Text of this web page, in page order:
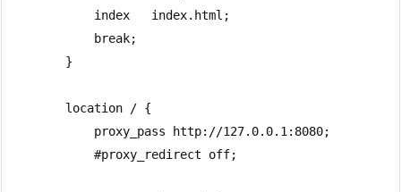
            index   index.html;
            break;
        }
        location / {
            proxy_pass http://127.0.0.1:8080;
            #proxy_redirect off;